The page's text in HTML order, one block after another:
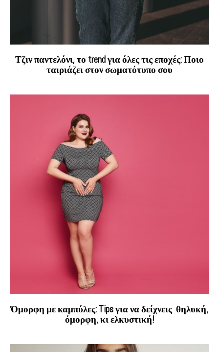
Τζιν παντελόνι, το trend για όλες τις εποχές: Ποιο
ταιριάζει στον σωματότυπο σου
Όμορφη με καμπύλες: Tips για να δείχνεις θηλυκή,
όμορφη, κι ελκυστική!